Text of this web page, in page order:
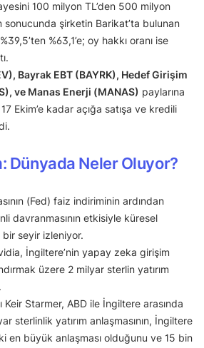
100 milyon TL’den 500 milyon
sonucunda şirketin Barikat’ta bulunan
%63,1’e; oy hakkı oranı ise
Bayrak EBT (BAYRK), Hedef Girişim
ve Manas Enerji (MANAS) paylarına
Ekim’e kadar açığa satışa ve kredili
Dünyada Neler Oluyor?
(Fed) faiz indiriminin ardından
davranmasının etkisiyle küresel
bir seyir izleniyor.
İngiltere’nin yapay zeka girişim
üzere 2 milyar sterlin yatırım
Keir Starmer, ABD ile İngiltere arasında
sterlinlik yatırım anlaşmasının, İngiltere
en büyük anlaşması olduğunu ve 15 bin